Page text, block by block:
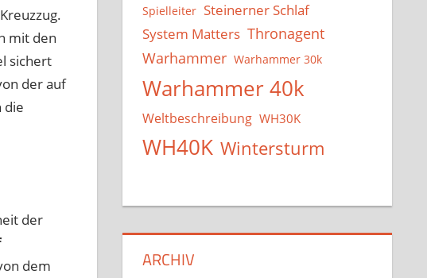
mit den
sichert
der auf
die
der
dem
Spielleiter Steinerner Schlaf
System Matters Thronagent
Warhammer Warhammer 30k
Warhammer 40k
Weltbeschreibung WH30K
WH40K Wintersturm
ARCHIV